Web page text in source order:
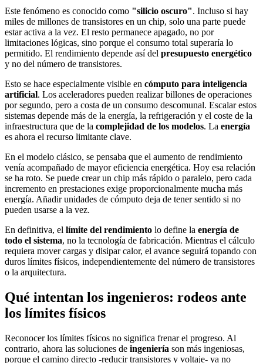
Este fenómeno es conocido como "silicio oscuro". Incluso si hay
miles de millones de transistores en un chip, solo una parte puede
estar activa a la vez. El resto permanece apagado, no por
limitaciones lógicas, sino porque el consumo total superaría lo
permitido. El rendimiento depende así del presupuesto energético
y no del número de transistores.
Esto se hace especialmente visible en cómputo para inteligencia
artificial. Los aceleradores pueden realizar billones de operaciones
por segundo, pero a costa de un consumo descomunal. Escalar estos
sistemas depende más de la energía, la refrigeración y el coste de la
infraestructura que de la complejidad de los modelos. La energía
es ahora el recurso limitante clave.
En el modelo clásico, se pensaba que el aumento de rendimiento
venía acompañado de mayor eficiencia energética. Hoy esa relación
se ha roto. Se puede crear un chip más rápido o paralelo, pero cada
incremento en prestaciones exige proporcionalmente mucha más
energía. Añadir unidades de cómputo deja de tener sentido si no
pueden usarse a la vez.
En definitiva, el límite del rendimiento lo define la energía de
todo el sistema, no la tecnología de fabricación. Mientras el cálculo
requiera mover cargas y disipar calor, el avance seguirá topando con
duros límites físicos, independientemente del número de transistores
o la arquitectura.
Qué intentan los ingenieros: rodeos ante
los límites físicos
Reconocer los límites físicos no significa frenar el progreso. Al
contrario, ahora las soluciones de ingeniería son más ingeniosas,
porque el camino directo -reducir transistores y voltaje- ya no